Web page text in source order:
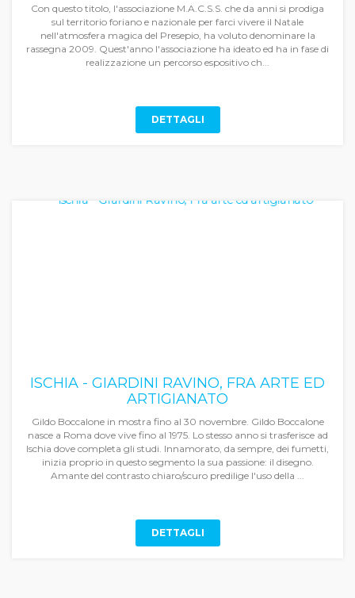
Con questo titolo, l'associazione M.A.C.S.S. che da anni si prodiga
sul territorio foriano e nazionale per farci vivere il Natale
nell'atmosfera magica del Presepio, ha voluto denominare la
rassegna 2009. Quest'anno l'associazione ha ideato ed ha in fase di
realizzazione un percorso espositivo ch...
DETTAGLI
ISCHIA - GIARDINI RAVINO, FRA ARTE ED
ARTIGIANATO
Gildo Boccalone in mostra fino al 30 novembre. Gildo Boccalone
nasce a Roma dove vive fino al 1975. Lo stesso anno si trasferisce ad
Ischia dove completa gli studi. Innamorato, da sempre, dei fumetti,
inizia proprio in questo segmento la sua passione: il disegno.
Amante del contrasto chiaro/scuro predilige l'uso della ...
DETTAGLI